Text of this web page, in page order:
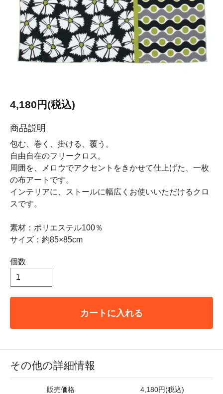
4,180円(税込)
商品説明
包む、巻く、掛ける、覆う。
自由自在のフリークロス。
周囲を、メロウでアクセントをきかせて仕上げた、一枚
の布アートです。
インテリアに、ストールに幅広くお使いいただけるクロ
スです。
素材：ポリエステル100％
サイズ：約85×85cm
個数
カートに入れる
その他の詳細情報
販売価格 4,180円(税込)